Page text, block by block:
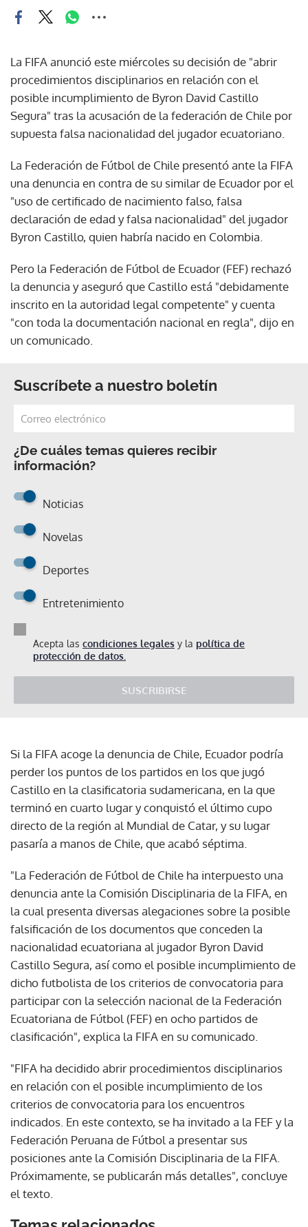
La FIFA anunció este miércoles su decisión de "abrir
procedimientos disciplinarios en relación con el
posible incumplimiento de Byron David Castillo
Segura" tras la acusación de la federación de Chile por
supuesta falsa nacionalidad del jugador ecuatoriano.
La Federación de Fútbol de Chile presentó ante la FIFA
una denuncia en contra de su similar de Ecuador por el
"uso de certificado de nacimiento falso, falsa
declaración de edad y falsa nacionalidad" del jugador
Byron Castillo, quien habría nacido en Colombia.
Pero la Federación de Fútbol de Ecuador (FEF) rechazó
la denuncia y aseguró que Castillo está "debidamente
inscrito en la autoridad legal competente" y cuenta
"con toda la documentación nacional en regla", dijo en
un comunicado.
Suscríbete a nuestro boletín
¿De cuáles temas quieres recibir
información?
Noticias
Novelas
Deportes
Entretenimiento
Acepta las condiciones legales y la política de
protección de datos.
SUSCRIBIRSE
Si la FIFA acoge la denuncia de Chile, Ecuador podría
perder los puntos de los partidos en los que jugó
Castillo en la clasificatoria sudamericana, en la que
terminó en cuarto lugar y conquistó el último cupo
directo de la región al Mundial de Catar, y su lugar
pasaría a manos de Chile, que acabó séptima.
"La Federación de Fútbol de Chile ha interpuesto una
denuncia ante la Comisión Disciplinaria de la FIFA, en
la cual presenta diversas alegaciones sobre la posible
falsificación de los documentos que conceden la
nacionalidad ecuatoriana al jugador Byron David
Castillo Segura, así como el posible incumplimiento de
dicho futbolista de los criterios de convocatoria para
participar con la selección nacional de la Federación
Ecuatoriana de Fútbol (FEF) en ocho partidos de
clasificación", explica la FIFA en su comunicado.
"FIFA ha decidido abrir procedimientos disciplinarios
en relación con el posible incumplimiento de los
criterios de convocatoria para los encuentros
indicados. En este contexto, se ha invitado a la FEF y la
Federación Peruana de Fútbol a presentar sus
posiciones ante la Comisión Disciplinaria de la FIFA.
Próximamente, se publicarán más detalles", concluye
el texto.